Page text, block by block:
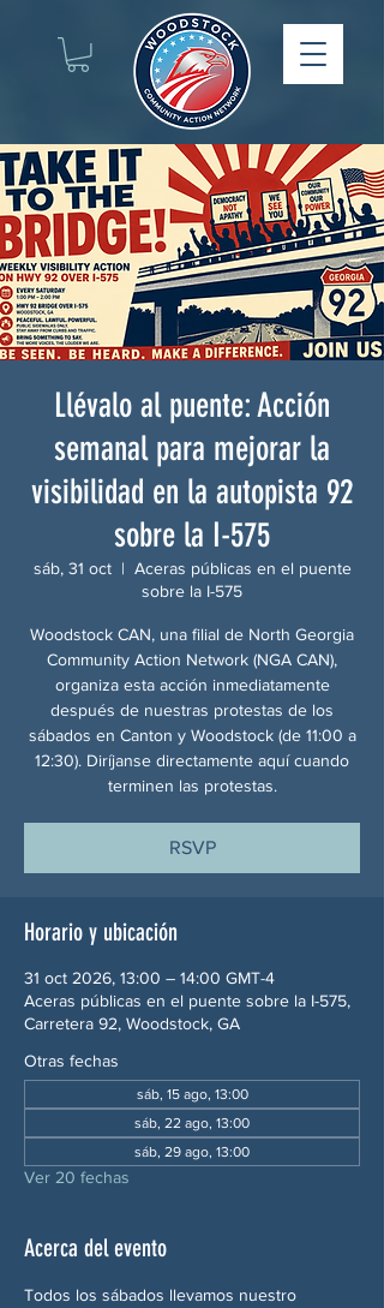
Llévalo al puente: Acción
semanal para mejorar la
visibilidad en la autopista 92
sobre la I-575
sáb, 31 oct
  |
Aceras públicas en el puente
sobre la I-575
Woodstock CAN, una filial de North Georgia
Community Action Network (NGA CAN),
organiza esta acción inmediatamente
después de nuestras protestas de los
sábados en Canton y Woodstock (de 11:00 a
12:30). Diríjanse directamente aquí cuando
terminen las protestas.
RSVP
Horario y ubicación
31 oct 2026, 13:00 – 14:00 GMT-4
Aceras públicas en el puente sobre la I-575,
Carretera 92, Woodstock, GA
Otras fechas
sáb, 15 ago, 13:00
sáb, 22 ago, 13:00
sáb, 29 ago, 13:00
Ver 20 fechas
Acerca del evento
Todos los sábados llevamos nuestro